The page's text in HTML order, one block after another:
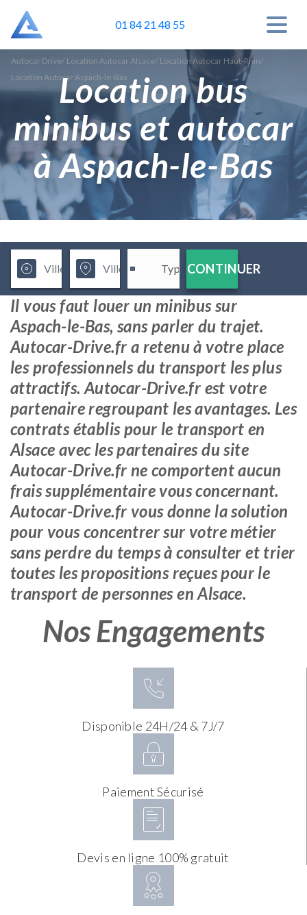
01 84 21 48 55
Autocar Drive/ Location Autocar Alsace/ Location Autocar Haut-Rhin/
Location Autocar Aspach-le-Bas
Location bus
minibus et autocar
à Aspach-le-Bas
CONTINUER
Il vous faut louer un minibus sur
Aspach-le-Bas, sans parler du trajet.
Autocar-Drive.fr a retenu à votre place
les professionnels du transport les plus
attractifs. Autocar-Drive.fr est votre
partenaire regroupant les avantages. Les
contrats établis pour le transport en
Alsace avec les partenaires du site
Autocar-Drive.fr ne comportent aucun
frais supplémentaire vous concernant.
Autocar-Drive.fr vous donne la solution
pour vous concentrer sur votre métier
sans perdre du temps à consulter et trier
toutes les propositions reçues pour le
transport de personnes en Alsace.
Nos Engagements
Disponible 24H/24 & 7J/7
Paiement Sécurisé
Devis en ligne 100% gratuit